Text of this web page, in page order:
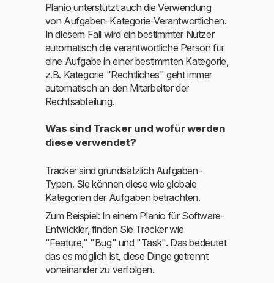
Planio unterstützt auch die Verwendung
von Aufgaben-Kategorie-Verantwortlichen.
In diesem Fall wird ein bestimmter Nutzer
automatisch die verantwortliche Person für
eine Aufgabe in einer bestimmten Kategorie,
z.B. Kategorie "Rechtliches" geht immer
automatisch an den Mitarbeiter der
Rechtsabteilung.
Was sind Tracker und wofür werden
diese verwendet?
Tracker sind grundsätzlich Aufgaben-
Typen. Sie können diese wie globale
Kategorien der Aufgaben betrachten.
Zum Beispiel: In einem Planio für Software-
Entwickler, finden Sie Tracker wie
"Feature," "Bug" und "Task". Das bedeutet
das es möglich ist, diese Dinge getrennt
voneinander zu verfolgen.